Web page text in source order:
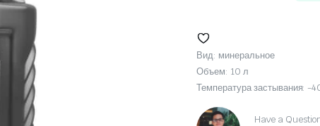
Вид: минеральное
Объем: 10 л
Температура застывания: -
Have a